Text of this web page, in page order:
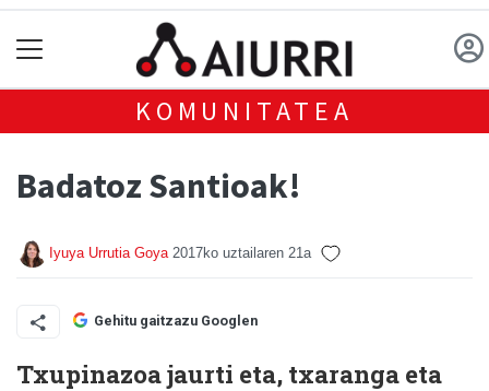
KOMUNITATEA
Badatoz Santioak!
Iyuya Urrutia Goya 2017ko uztailaren 21a
Gehitu gaitzazu Googlen
Txupinazoa jaurti eta, txaranga eta